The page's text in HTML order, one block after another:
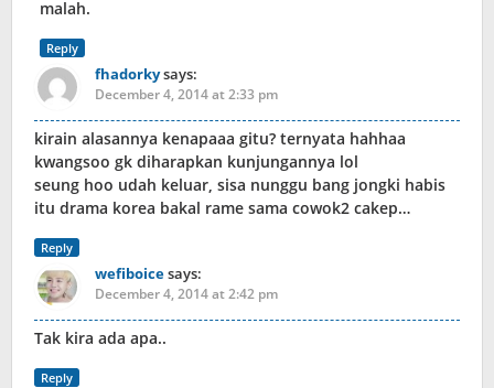
malah.
Reply
fhadorkysays:
December 4, 2014 at 2:33 pm
kirain alasannya kenapaaa gitu? ternyata hahhaa
kwangsoo gk diharapkan kunjungannya lol
seung hoo udah keluar, sisa nunggu bang jongki habis
itu drama korea bakal rame sama cowok2 cakep…
Reply
wefiboicesays:
December 4, 2014 at 2:42 pm
Tak kira ada apa..
Reply